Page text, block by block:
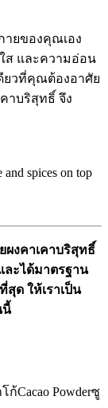
ายของคุณเอง
ส และความอ่อน
ยวที่คุณต้องอาศัย
าบริสุทธิ์ จึง
งคาเคาบริสุทธิ์
ละได้มาตรฐาน
ด ให้เราเป็น
นี้
โก้Cacao Powderซู